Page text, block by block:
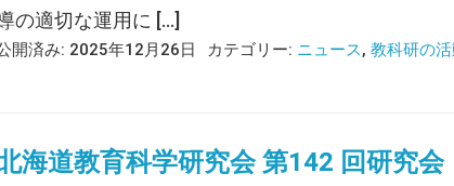
の適切な運用に […]
開済み: 2025年12月26日 カテゴリー: ニュース, 教科研の
海道教育科学研究会 第142 回研究会